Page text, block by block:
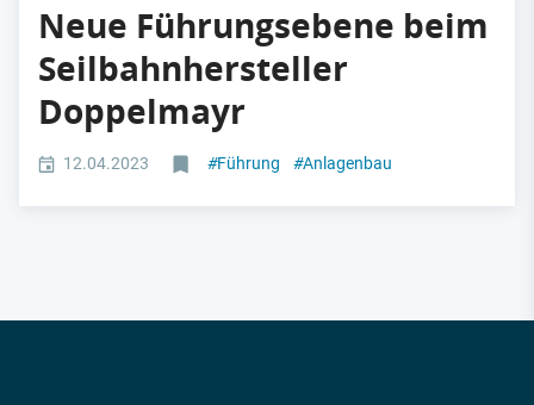
Neue Führungsebene beim
Seilbahnhersteller
Doppelmayr
12.04.2023 #Führung #Anlagenbau